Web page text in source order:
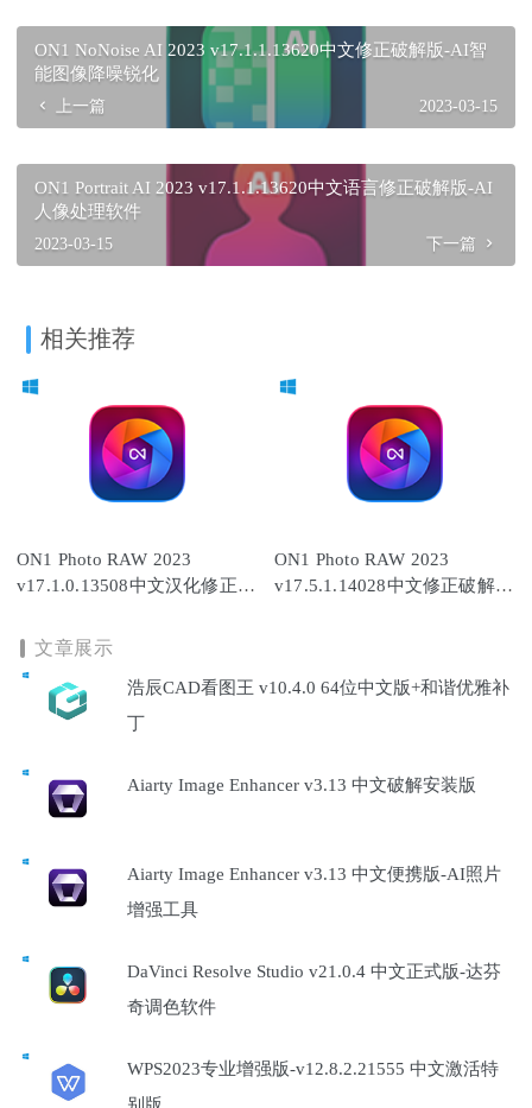
ON1 NoNoise AI 2023 v17.1.1.13620中文修正破解版-AI智
能图像降噪锐化
上一篇 2023-03-15
ON1 Portrait AI 2023 v17.1.1.13620中文语言修正破解版-AI
人像处理软件
2023-03-15 下一篇
相关推荐
ON1 Photo RAW 2023
v17.1.0.13508中文汉化修正破
ON1 Photo RAW 2023
v17.5.1.14028中文修正破解
文章展示
浩辰CAD看图王 v10.4.0 64位中文版+和谐优雅补
丁
Aiarty Image Enhancer v3.13 中文破解安装版
Aiarty Image Enhancer v3.13 中文便携版-AI照片
增强工具
DaVinci Resolve Studio v21.0.4 中文正式版-达芬
奇调色软件
WPS2023专业增强版-v12.8.2.21555 中文激活特
别版